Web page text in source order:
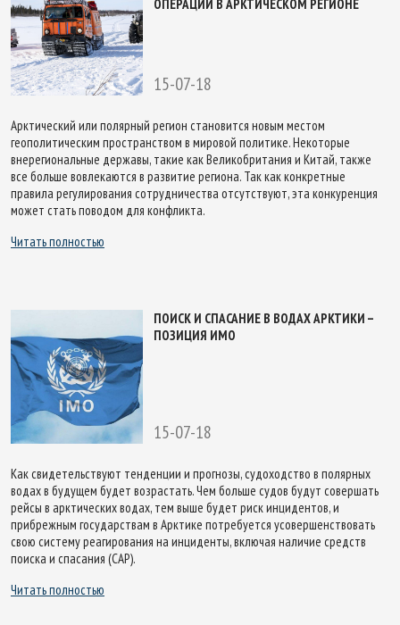
ОПЕРАЦИЙ В АРКТИЧЕСКОМ РЕГИОНЕ
15-07-18
Арктический или полярный регион становится новым местом
геополитическим пространством в мировой политике. Некоторые
внерегиональные державы, такие как Великобритания и Китай, также
все больше вовлекаются в развитие региона. Так как конкретные
правила регулирования сотрудничества отсутствуют, эта конкуренция
может стать поводом для конфликта.
Читать полностью
ПОИСК И СПАСАНИЕ В ВОДАХ АРКТИКИ –
ПОЗИЦИЯ ИМО
15-07-18
Как свидетельствуют тенденции и прогнозы, судоходство в полярных
водах в будущем будет возрастать. Чем больше судов будут совершать
рейсы в арктических водах, тем выше будет риск инцидентов, и
прибрежным государствам в Арктике потребуется усовершенствовать
свою систему реагирования на инциденты, включая наличие средств
поиска и спасания (САР).
Читать полностью